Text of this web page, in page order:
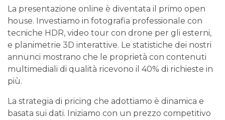
La presentazione online è diventata il primo open
house. Investiamo in fotografia professionale con
tecniche HDR, video tour con drone per gli esterni,
e planimetrie 3D interattive. Le statistiche dei nostri
annunci mostrano che le proprietà con contenuti
multimediali di qualità ricevono il 40% di richieste in
più.
La strategia di pricing che adottiamo è dinamica e
basata sui dati. Iniziamo con un prezzo competitivo